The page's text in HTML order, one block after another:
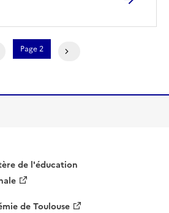
Pagination
Page Précédente
Page 2
de l'éducation
de Toulouse